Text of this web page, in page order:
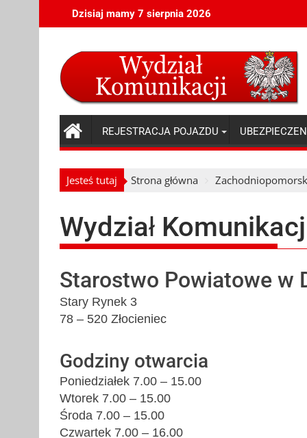
to
Dzisiaj mamy 7 sierpnia 2026
REJESTRACJA POJAZDU
Jesteś tutaj Strona główna
Wydział
Starostwo Powiatowe w
Stary Rynek 3
78 – 520 Złocieniec
Godziny otwarcia
Poniedziałek 7.00 – 15.00
Wtorek 7.00 – 15.00
Środa 7.00 – 15.00
Czwartek 7.00 – 16.00